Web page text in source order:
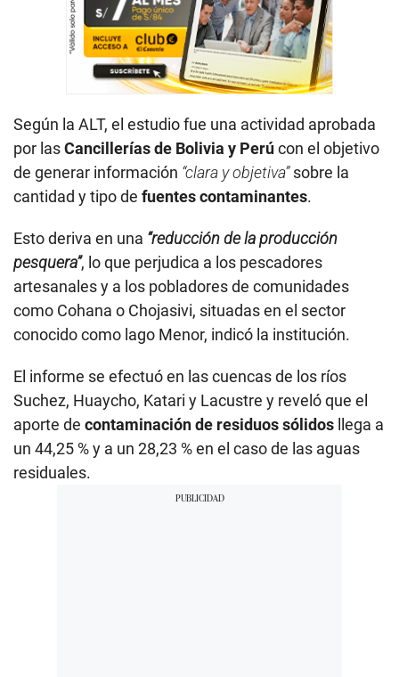
Según la ALT, el estudio fue una actividad aprobada
por lasCancillerías de Bolivia y Perúcon el objetivo
de generar información “clara y objetiva”sobre la
cantidad y tipo de fuentes contaminantes.
Esto deriva en una “reducción de la producción
pesquera”, lo que perjudica a los pescadores
artesanales y a los pobladores de comunidades
como Cohana o Chojasivi, situadas en el sector
conocido como lago Menor, indicó la institución.
El informe se efectuó en las cuencas de los ríos
Suchez, Huaycho, Katari y Lacustre y reveló que el
aporte de contaminación de residuos sólidos llega a
un 44,25 % y a un 28,23 % en el caso de las aguas
residuales.